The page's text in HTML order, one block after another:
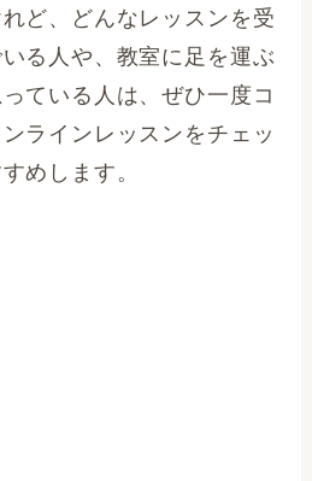
ど、どんなレッスンを受
る人や、教室に足を運ぶ
ている人は、ぜひ一度コ
ラインレッスンをチェッ
めします。